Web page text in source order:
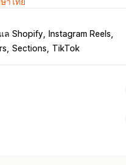
ล Shopify
Instagram Reels
Sections TikTok